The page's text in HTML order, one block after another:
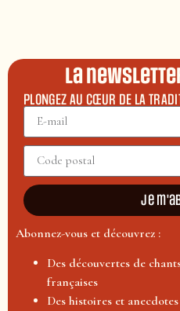
La
PLONGEZ AU CŒUR DE LA
Je
Abonnez-vous et découvrez :
Des découvertes de
françaises
Des histoires et